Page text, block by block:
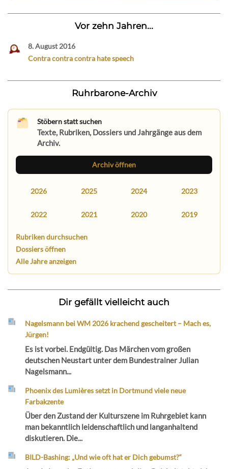
Vor zehn Jahren...
8. August 2016
Contra contra contra hate speech
Ruhrbarone-Archiv
Stöbern statt suchen
Texte, Rubriken, Dossiers und Jahrgänge aus dem
Archiv.
Archiv öffnen
2026 2025 2024 2023
2022 2021 2020 2019
Rubriken durchsuchen
Dossiers öffnen
Alle Jahre anzeigen
Dir gefällt vielleicht auch
Nagelsmann bei WM 2026 krachend gescheitert – Mach es,
Jürgen!
Es ist vorbei. Endgültig. Das Märchen vom großen
deutschen Neustart unter dem Bundestrainer Julian
Nagelsmann...
Phoenix des Lumières setzt in Dortmund viele neue
Farbakzente
Über den Zustand der Kulturszene im Ruhrgebiet kann
man bekanntlich leidenschaftlich und langanhaltend
diskutieren. Die...
BILD-Bashing: „Und wie oft hat er Dich gebumst?“